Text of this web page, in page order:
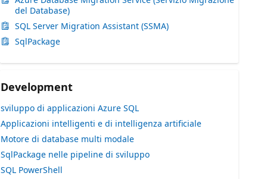
del Database)
SQL Server Migration Assistant (SSMA)
SqlPackage
Development
sviluppo di applicazioni Azure SQL
Applicazioni intelligenti e di intelligenza artificiale
Motore di database multi modale
SqlPackage nelle pipeline di sviluppo
SQL PowerShell